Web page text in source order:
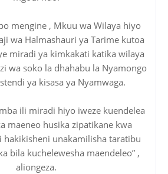
mengine , Mkuu wa Wilaya hiyo
wa Halmashauri ya Tarime kutoa
miradi ya kimkakati katika wilaya
wa soko la dhahabu la Nyamongo
ya kisasa ya Nyamwaga.
ili miradi hiyo iweze kuendelea
maeneo husika zipatikane kwa
hakikisheni unakamilisha taratibu
bila kuchelewesha maendeleo” ,
aliongeza.